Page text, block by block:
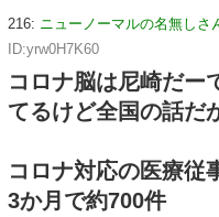
216: ニューノーマルの名無しさ
ID:yrw0H7K60
コロナ脳は尼崎だー
てるけど全国の話だ
コロナ対応の医療従
3か月で約700件